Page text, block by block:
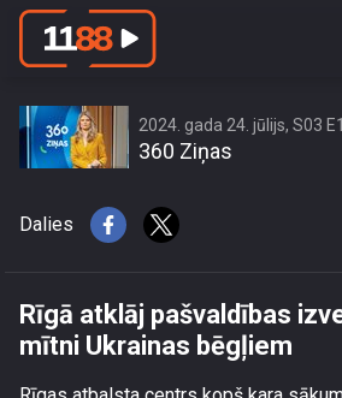
Rīgā atklāj pašvaldības
2024. gada 24. jūlijs, S03
360 Ziņas
Dalies
Rīgā atklāj pašvaldības
mītni Ukrainas bēgļiem